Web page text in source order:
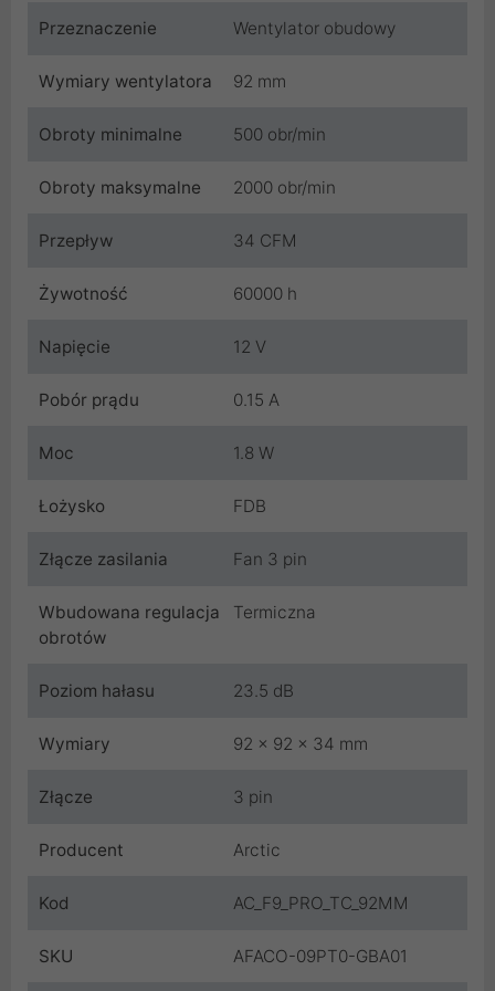
Przeznaczenie Wentylator obudowy
Wymiary wentylatora 92 mm
Obroty minimalne 500 obr/min
Obroty maksymalne 2000 obr/min
Przepływ 34 CFM
Żywotność 60000 h
Napięcie 12 V
Pobór prądu 0.15 A
Moc 1.8 W
Łożysko FDB
Złącze zasilania Fan 3 pin
Wbudowana regulacja
obrotów
Termiczna
Poziom hałasu 23.5 dB
Wymiary 92 x 92 x 34 mm
Złącze 3 pin
Producent Arctic
Kod AC_F9_PRO_TC_92MM
SKU AFACO-09PT0-GBA01